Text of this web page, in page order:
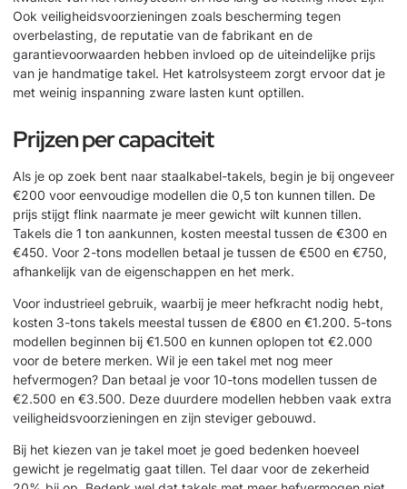
Ook veiligheidsvoorzieningen zoals bescherming tegen
overbelasting, de reputatie van de fabrikant en de
garantievoorwaarden hebben invloed op de uiteindelijke prijs
van je handmatige takel. Het katrolsysteem zorgt ervoor dat je
met weinig inspanning zware lasten kunt optillen.
Prijzen per capaciteit
Als je op zoek bent naar staalkabel-takels, begin je bij ongeveer
€200 voor eenvoudige modellen die 0,5 ton kunnen tillen. De
prijs stijgt flink naarmate je meer gewicht wilt kunnen tillen.
Takels die 1 ton aankunnen, kosten meestal tussen de €300 en
€450. Voor 2-tons modellen betaal je tussen de €500 en €750,
afhankelijk van de eigenschappen en het merk.
Voor industrieel gebruik, waarbij je meer hefkracht nodig hebt,
kosten 3-tons takels meestal tussen de €800 en €1.200. 5-tons
modellen beginnen bij €1.500 en kunnen oplopen tot €2.000
voor de betere merken. Wil je een takel met nog meer
hefvermogen? Dan betaal je voor 10-tons modellen tussen de
€2.500 en €3.500. Deze duurdere modellen hebben vaak extra
veiligheidsvoorzieningen en zijn steviger gebouwd.
Bij het kiezen van je takel moet je goed bedenken hoeveel
gewicht je regelmatig gaat tillen. Tel daar voor de zekerheid